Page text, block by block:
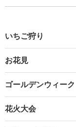
いちご狩り
お花見
ゴールデンウィーク
花火大会